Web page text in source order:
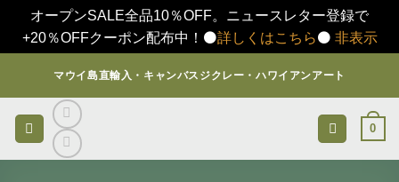
オープンSALE全品10％OFF。ニュースレター登録で
+20％OFFクーポン配布中！⚫️詳しくはこちら⚫️ 非表示
マウイ島直輸入・キャンバスジクレー・ハワイアンアート
0